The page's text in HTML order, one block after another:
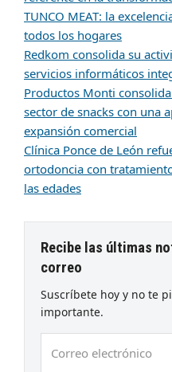
TUNCO MEAT: la
todos los hogares
Redkom consolida su
servicios informáticos
Productos Monti
sector de snacks con una
expansión comercial
Clínica Ponce de León
ortodoncia con
las edades
Recibe las últimas
correo
Suscríbete hoy y no te
importante.
electrónico